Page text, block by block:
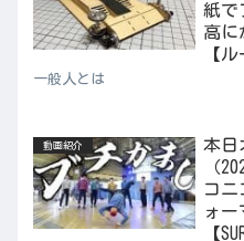
紙で
高に
【
一般人とは
動画紹介
本日
（
コニ
ォー
【